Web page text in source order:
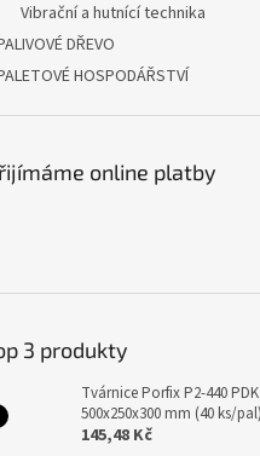
Vibrační a hutnící technika
DŘEVO
HOSPODÁŘSTVÍ
online platby
3 produkty
Tvárnice Porfix P2-440 PDK
500x250x300 mm (40 ks/pal)
145,48 Kč